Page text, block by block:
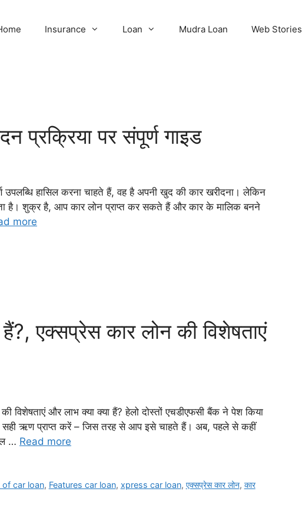
Insurance Loan Mudra Loan Web Stories
प्रक्रिया पर संपूर्ण गाइड
हासिल करना चाहते हैं, वह है अपनी खुद की कार खरीदना। लेकिन
है। शुक्र है, आप कार लोन प्राप्त कर सकते हैं और कार के मालिक बनने
more
एक्सप्रेस कार लोन की विशेषताएं
विशेषताएं और लाभ क्या क्या हैं? हेलो दोस्तों एचडीएफसी बैंक ने पेश किया
सही ऋण प्राप्त करें – जिस तरह से आप इसे चाहते हैं। अब, पहले से कहीं
… Read more
car loan, Features car loan, xpress car loan, एक्सप्रेस कार लोन, कार